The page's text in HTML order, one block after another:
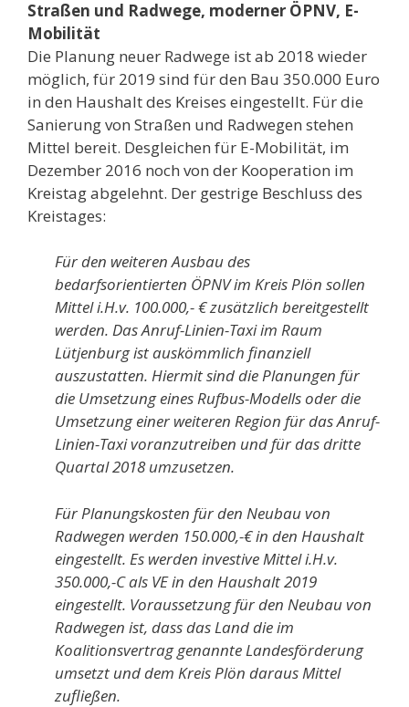
Straßen und Radwege, moderner ÖPNV, E-
Mobilität
Die Planung neuer Radwege ist ab 2018 wieder
möglich, für 2019 sind für den Bau 350.000 Euro
in den Haushalt des Kreises eingestellt. Für die
Sanierung von Straßen und Radwegen stehen
Mittel bereit. Desgleichen für E-Mobilität, im
Dezember 2016 noch von der Kooperation im
Kreistag abgelehnt. Der gestrige Beschluss des
Kreistages:
Für den weiteren Ausbau des
bedarfsorientierten ÖPNV im Kreis Plön sollen
Mittel i.H.v. 100.000,- € zusätzlich bereitgestellt
werden. Das Anruf-Linien-Taxi im Raum
Lütjenburg ist auskömmlich finanziell
auszustatten. Hiermit sind die Planungen für
die Umsetzung eines Rufbus-Modells oder die
Umsetzung einer weiteren Region für das Anruf-
Linien-Taxi voranzutreiben und für das dritte
Quartal 2018 umzusetzen.
Für Planungskosten für den Neubau von
Radwegen werden 150.000,-€ in den Haushalt
eingestellt. Es werden investive Mittel i.H.v.
350.000,-C als VE in den Haushalt 2019
eingestellt. Voraussetzung für den Neubau von
Radwegen ist, dass das Land die im
Koalitionsvertrag genannte Landesförderung
umsetzt und dem Kreis Plön daraus Mittel
zufließen.